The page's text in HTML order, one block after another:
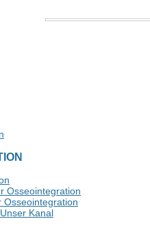
Osseointegration
Osseointegration
Unser Kanal